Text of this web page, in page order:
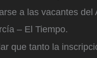
a las vacantes del
– El Tiempo.
que tanto la